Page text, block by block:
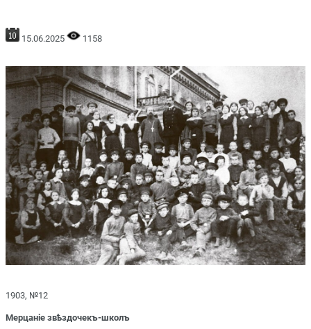
15.06.2025 1158
1903, №12
Мерцаніе звѣздочекъ-школъ